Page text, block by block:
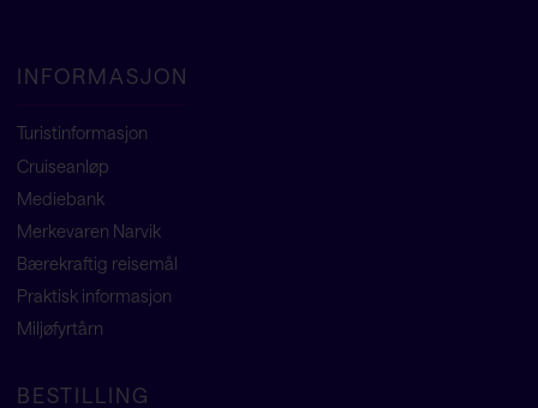
INFORMASJON
Turistinformasjon
Cruiseanløp
Mediebank
Merkevaren Narvik
Bærekraftig reisemål
Praktisk informasjon
Miljøfyrtårn
BESTILLING